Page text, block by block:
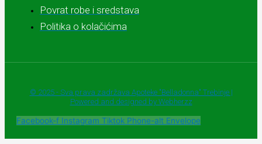
Povrat robe i sredstava
Politika o kolačićima
© 2025 - Sva prava zadržava Apoteke "Belladonna" Trebinje |
Powered and designed by Webherzz
Facebook-f Instagram Tiktok Phone-alt Envelope